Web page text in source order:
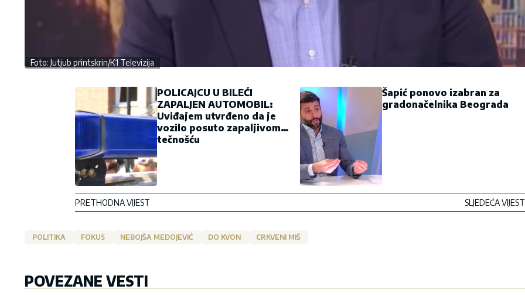
Foto: Jutjub printskrin/K1 Televizija
POLICAJCU U BILEĆI
ZAPALJEN AUTOMOBIL:
Uviđajem utvrđeno da je
vozilo posuto zapaljivom
tečnošću
PRETHODNA VIJEST
Šapić ponovo izabran za
gradonačelnika Beograda
SLJEDEĆA VIJEST
POLITIKA FOKUS NEBOJŠA MEDOJEVIĆ DO KVON CRKVENI MIŠ
POVEZANE VESTI